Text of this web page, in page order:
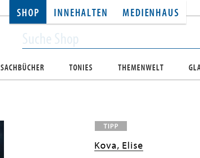
SHOP INNEHALTEN MEDIENHAUS
SACHBÜCHER TONIES THEMENWELT
Kova, Elise